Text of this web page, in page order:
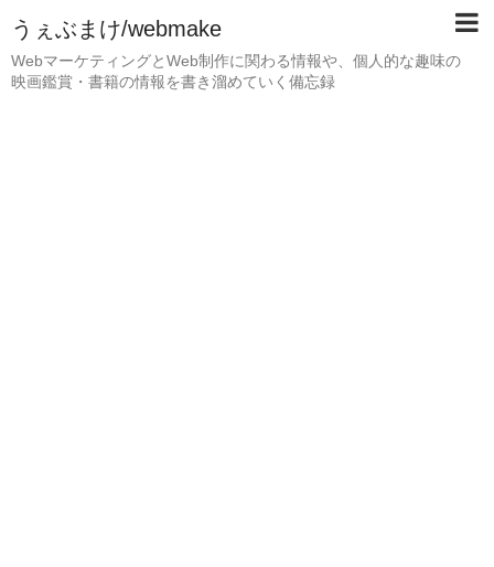
うぇぶまけ/webmake
WebマーケティングとWeb制作に関わる情報や、個人的な趣味の
映画鑑賞・書籍の情報を書き溜めていく備忘録